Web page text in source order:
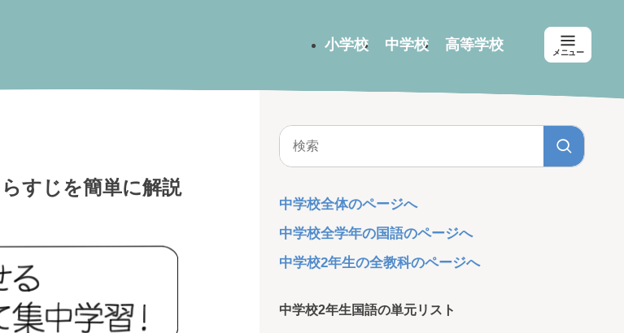
小学校 中学校 高等学校 メニュー
すじを簡単に解説
中学校全体のページへ
中学校全学年の国語のページへ
中学校2年生の全教科のページへ
中学校2年生国語の単元リスト